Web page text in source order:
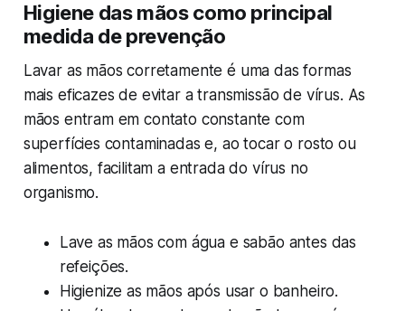
Higiene das mãos como principal
medida de prevenção
Lavar as mãos corretamente é uma das formas
mais eficazes de evitar a transmissão de vírus. As
mãos entram em contato constante com
superfícies contaminadas e, ao tocar o rosto ou
alimentos, facilitam a entrada do vírus no
organismo.
Lave as mãos com água e sabão antes das
refeições.
Higienize as mãos após usar o banheiro.